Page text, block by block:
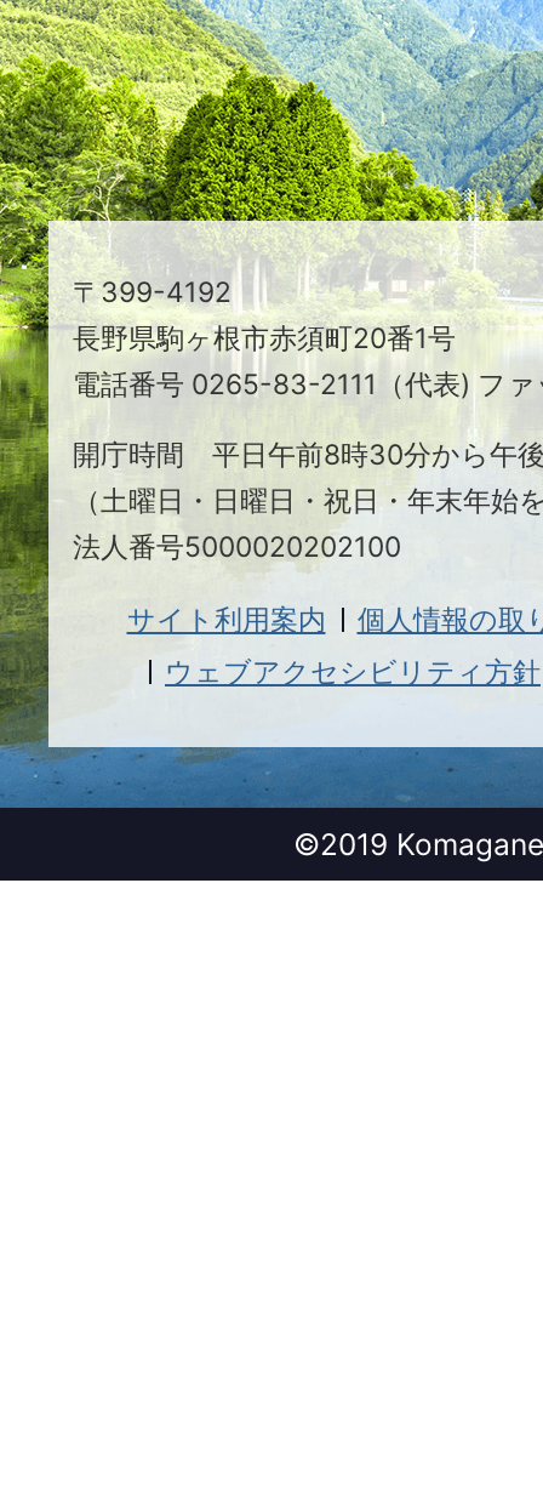
映
え
る
ま
ち
駒
ヶ
根
市
〒399-4192
長野県駒ヶ根市赤須町20番1号
電話番号 0265-83-2111（代表) フ
開庁時間 平日午前8時30分から午
（土曜日・日曜日・祝日・年末年始
法人番号5000020202100
サイト利用案内
個人情報の取
ウェブアクセシビリティ方針
©2019